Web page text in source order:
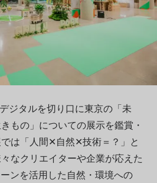
ジタルを切り口に東京の「未
もの」についての展示を鑑賞・
は「人間✕自然✕技術＝？」と
なクリエイターや企業が応えた
ンを活用した自然・環境への